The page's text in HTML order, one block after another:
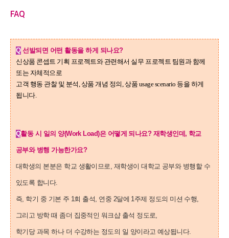
FAQ
Q선발되면 어떤 활동을 하게 되나요?
신상품 콘셉트 기획 프로젝트와 관련해서 실무 프로젝트 팀원과 함께
또는 자체적으로
고객 행동 관찰 및 분석, 상품 개념 정의, 상품 usage scenario 등을 하게
됩니다.
Q활동 시 일의 양(Work Load)은 어떻게 되나요? 재학생인데, 학교
공부와 병행 가능한가요?
대학생의 본분은 학교 생활이므로, 재학생이 대학교 공부와 병행할 수
있도록 합니다.
즉, 학기 중 기본 주 1회 출석, 연중 2달에 1주제 정도의 미션 수행,
그리고 방학 때 좀더 집중적인 워크샵 출석 정도로,
학기당 과목 하나 더 수강하는 정도의 일 양이라고 예상됩니다.